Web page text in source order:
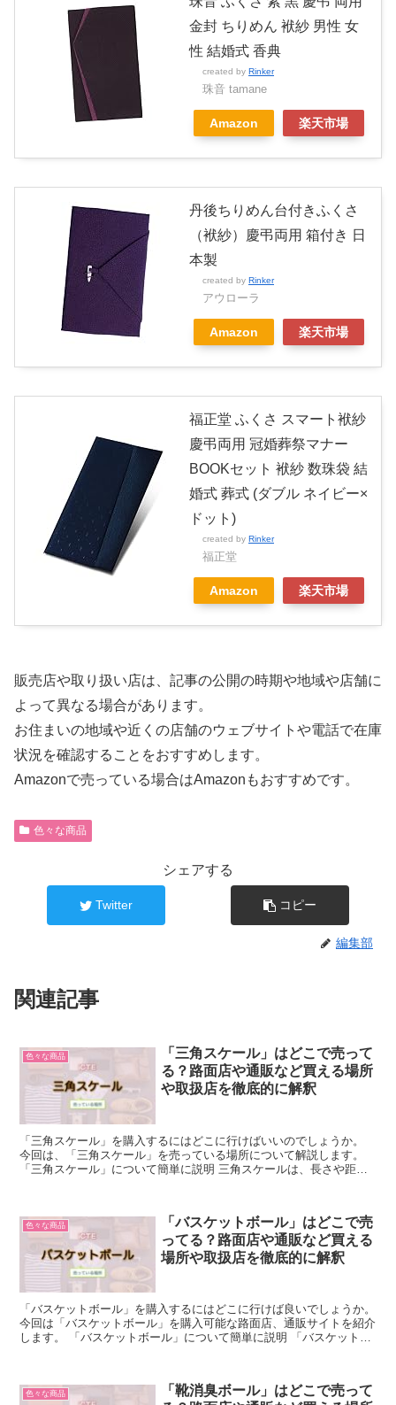
金封 ちりめん 袱紗 男性 女
性 結婚式 香典
created by Rinker
珠音 tamane
Amazon 楽天市場
丹後ちりめん台付きふくさ
（袱紗）慶弔両用 箱付き 日
本製
created by Rinker
アウローラ
Amazon 楽天市場
福正堂 ふくさ スマート袱紗
慶弔両用 冠婚葬祭マナー
BOOKセット 袱紗 数珠袋 結
婚式 葬式 (ダブル ネイビー×
ドット)
created by Rinker
福正堂
Amazon 楽天市場
販売店や取り扱い店は、記事の公開の時期や地域や店舗に
よって異なる場合があります。
お住まいの地域や近くの店舗のウェブサイトや電話で在庫
状況を確認することをおすすめします。
Amazonで売っている場合はAmazonもおすすめです。
色々な商品
シェアする
Twitter コピー
編集部
関連記事
色々な商品
「三角スケール」はどこで売って
る？路面店や通販など買える場所
や取扱店を徹底的に解釈
「三角スケール」を購入するにはどこに行けばいいのでしょうか。
今回は、「三角スケール」を売っている場所について解説します。
「三角スケール」について簡単に説明 三角スケールは、長さや距離
色々な商品
「バスケットボール」はどこで売
ってる？路面店や通販など買える
場所や取扱店を徹底的に解釈
「バスケットボール」を購入するにはどこに行けば良いでしょうか。
今回は「バスケットボール」を購入可能な路面店、通販サイトを紹介
します。 「バスケットボール」について簡単に説明 「バスケットボ
色々な商品
「靴消臭ボール」はどこで売って